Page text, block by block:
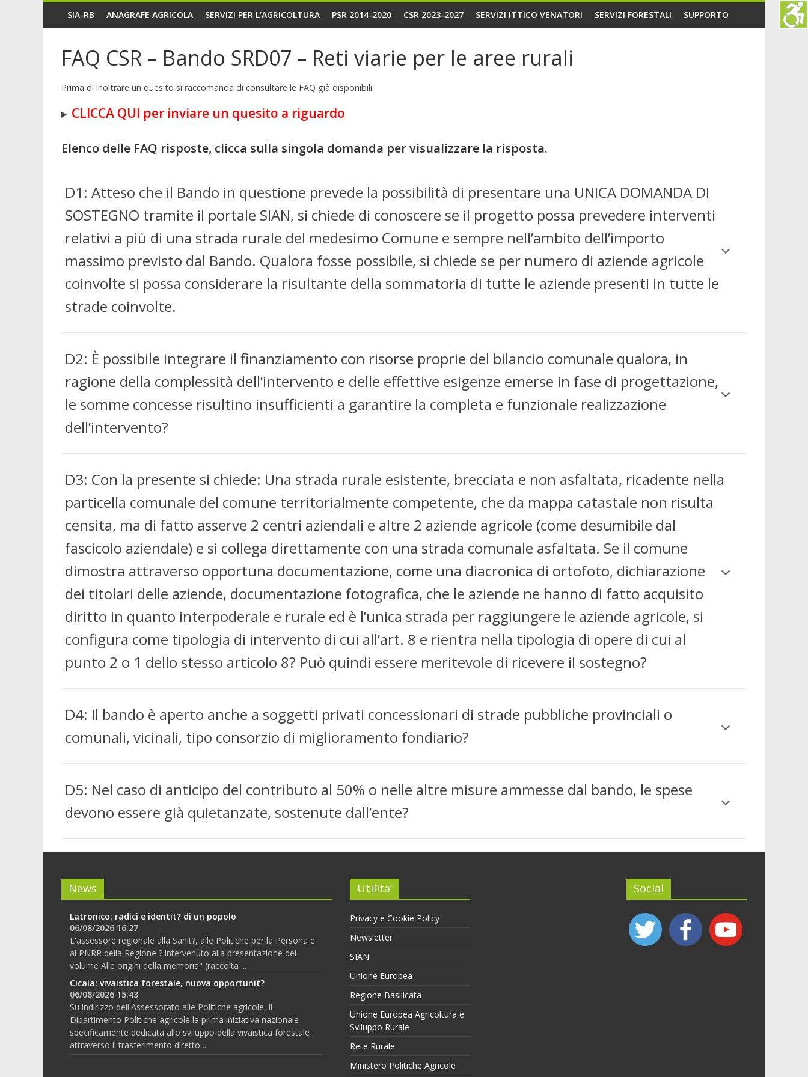
SIA-RB ANAGRAFE AGRICOLA SERVIZI PER L’AGRICOLTURA PSR 2014-2020 CSR 2023-2027 SERVIZI ITTICO VENATORI SERVIZI FORESTALI SUPPORTO
FAQ CSR – Bando SRD07 – Reti viarie per le aree rurali
Prima di inoltrare un quesito si raccomanda di consultare le FAQ già disponibili.
CLICCA QUI per inviare un quesito a riguardo
Elenco delle FAQ risposte, clicca sulla singola domanda per visualizzare la risposta.
D1: Atteso che il Bando in questione prevede la possibilità di presentare una UNICA DOMANDA DI
SOSTEGNO tramite il portale SIAN, si chiede di conoscere se il progetto possa prevedere interventi
relativi a più di una strada rurale del medesimo Comune e sempre nell’ambito dell’importo
massimo previsto dal Bando. Qualora fosse possibile, si chiede se per numero di aziende agricole
coinvolte si possa considerare la risultante della sommatoria di tutte le aziende presenti in tutte le
strade coinvolte.
D2: È possibile integrare il finanziamento con risorse proprie del bilancio comunale qualora, in
ragione della complessità dell’intervento e delle effettive esigenze emerse in fase di progettazione,
le somme concesse risultino insufficienti a garantire la completa e funzionale realizzazione
dell’intervento?
D3: Con la presente si chiede: Una strada rurale esistente, brecciata e non asfaltata, ricadente nella
particella comunale del comune territorialmente competente, che da mappa catastale non risulta
censita, ma di fatto asserve 2 centri aziendali e altre 2 aziende agricole (come desumibile dal
fascicolo aziendale) e si collega direttamente con una strada comunale asfaltata. Se il comune
dimostra attraverso opportuna documentazione, come una diacronica di ortofoto, dichiarazione
dei titolari delle aziende, documentazione fotografica, che le aziende ne hanno di fatto acquisito
diritto in quanto interpoderale e rurale ed è l’unica strada per raggiungere le aziende agricole, si
configura come tipologia di intervento di cui all’art. 8 e rientra nella tipologia di opere di cui al
punto 2 o 1 dello stesso articolo 8? Può quindi essere meritevole di ricevere il sostegno?
D4: Il bando è aperto anche a soggetti privati concessionari di strade pubbliche provinciali o
comunali, vicinali, tipo consorzio di miglioramento fondiario?
D5: Nel caso di anticipo del contributo al 50% o nelle altre misure ammesse dal bando, le spese
devono essere già quietanzate, sostenute dall’ente?
News
Latronico: radici e identit? di un popolo
06/08/2026 16:27
L'assessore regionale alla Sanit?, alle Politiche per la Persona e
al PNRR della Regione ? intervenuto alla presentazione del
volume Alle origini della memoria" (raccolta ...
Cicala: vivaistica forestale, nuova opportunit?
06/08/2026 15:43
Su indirizzo dell'Assessorato alle Politiche agricole, il
Dipartimento Politiche agricole la prima iniziativa nazionale
specificamente dedicata allo sviluppo della vivaistica forestale
attraverso il trasferimento diretto ...
Utilita’
Privacy e Cookie Policy
Newsletter
SIAN
Unione Europea
Regione Basilicata
Unione Europea Agricoltura e
Sviluppo Rurale
Rete Rurale
Ministero Politiche Agricole
Social